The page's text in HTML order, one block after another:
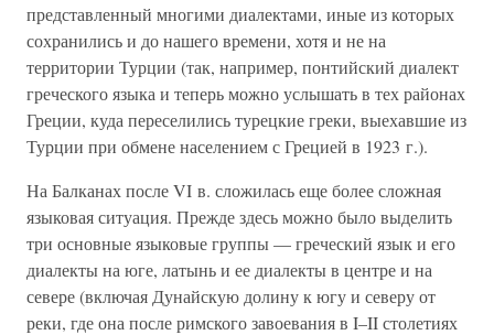
представленный многими диалектами, иные из которых
сохранились и до нашего времени, хотя и не на
территории Турции (так, например, понтийский диалект
греческого языка и теперь можно услышать в тех районах
Греции, куда переселились турецкие греки, выехавшие из
Турции при обмене населением с Грецией в 1923 г.).
На Балканах после VI в. сложилась еще более сложная
языковая ситуация. Прежде здесь можно было выделить
три основные языковые группы — греческий язык и его
диалекты на юге, латынь и ее диалекты в центре и на
севере (включая Дунайскую долину к югу и северу от
реки, где она после римского завоевания в I–II столетиях